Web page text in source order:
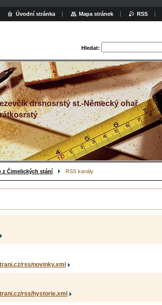
Hledat:
drsnosrstý st.-Německý ohař
z Čimelických stání RSS kanály
rss/novinky.xml
rss/hystorie.xml
Úvodní stránka Mapa stránek RSS